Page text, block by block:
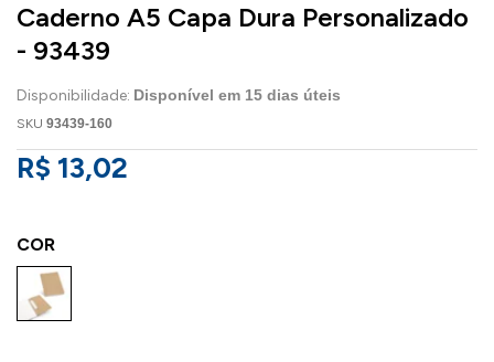
Caderno A5 Capa Dura Personalizado
- 93439
Disponibilidade: Disponível em 15 dias úteis
SKU 93439-160
R$ 13,02
COR